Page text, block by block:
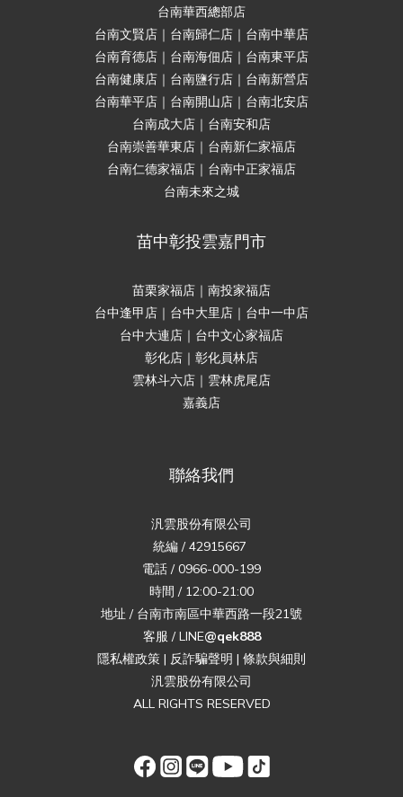
台南華西總部店
台南文賢店｜台南歸仁店｜台南中華店
台南育德店｜台南海佃店｜台南東平店
台南健康店｜台南鹽行店｜台南新營店
台南華平店｜台南開山店｜台南北安店
台南成大店｜台南安和店
台南崇善華東店｜台南新仁家福店
台南仁德家福店｜台南中正家福店
台南未來之城
苗中彰投雲嘉門市
苗栗家福店｜南投家福店
台中逢甲店｜台中大里店｜台中一中店
台中大連店｜台中文心家福店
彰化店｜彰化員林店
雲林斗六店｜雲林虎尾店
嘉義店
聯絡我們
汎雲股份有限公司
統編 / 42915667
電話 / 0966-000-199
時間 / 12:00-21:00
地址 / 台南市南區中華西路一段21號
客服 / LINE@qek888
隱私權政策 | 反詐騙聲明 | 條款與細則
汎雲股份有限公司
ALL RIGHTS RESERVED